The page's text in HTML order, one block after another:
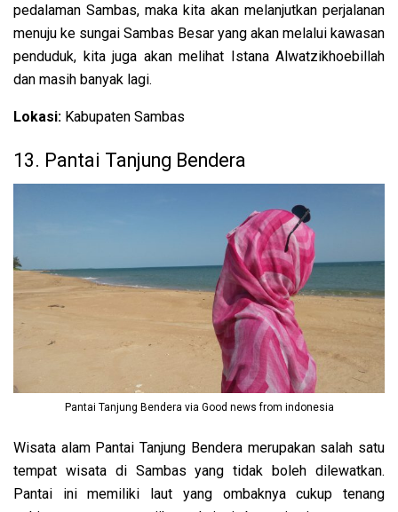
pedalaman Sambas, maka kita akan melanjutkan perjalanan
menuju ke sungai Sambas Besar yang akan melalui kawasan
penduduk, kita juga akan melihat Istana Alwatzikhoebillah
dan masih banyak lagi.
Lokasi: Kabupaten Sambas
13. Pantai Tanjung Bendera
Pantai Tanjung Bendera via Good news from indonesia
Wisata alam Pantai Tanjung Bendera merupakan salah satu
tempat wisata di Sambas yang tidak boleh dilewatkan.
Pantai ini memiliki laut yang ombaknya cukup tenang